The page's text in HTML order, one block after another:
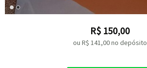
R$ 150,00
ou R$ 141,00no depósito